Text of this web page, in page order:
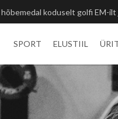
unustamatu kogemus
SPORT ELUSTIIL